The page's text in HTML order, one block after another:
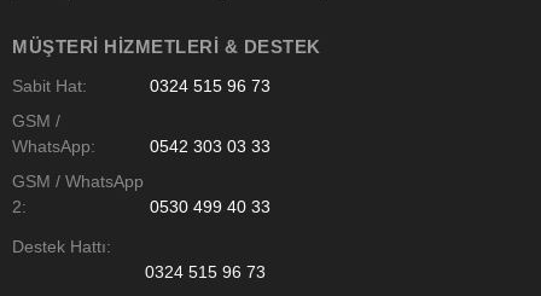
MÜŞTERI HIZMETLERI & DESTEK
Sabit Hat:
0324 515 96 73
GSM /
WhatsApp:
0542 303 03 33
GSM / WhatsApp
2:
0530 499 40 33
Destek Hattı:
0324 515 96 73